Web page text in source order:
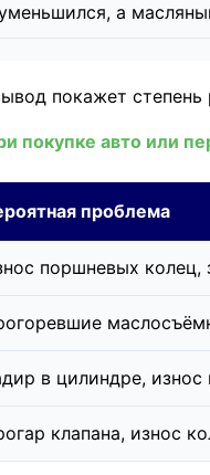
а
покажет степень
покупке авто или
проблема
поршневых колец,
в цилиндре,
клапана, износ